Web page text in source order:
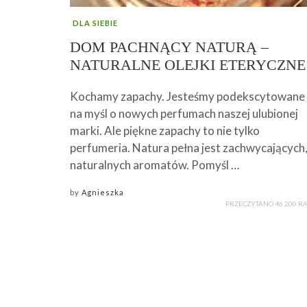
DLA SIEBIE
DOM PACHNĄCY NATURĄ –
NATURALNE OLEJKI ETERYCZNE
Kochamy zapachy. Jesteśmy podekscytowane
na myśl o nowych perfumach naszej ulubionej
marki. Ale piękne zapachy to nie tylko
perfumeria. Natura pełna jest zachwycających,
naturalnych aromatów. Pomyśl …
by Agnieszka
PRZECZYTANO 46 200